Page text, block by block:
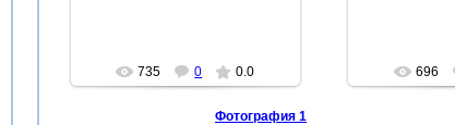
735 0 0.0 696
Фотография 1